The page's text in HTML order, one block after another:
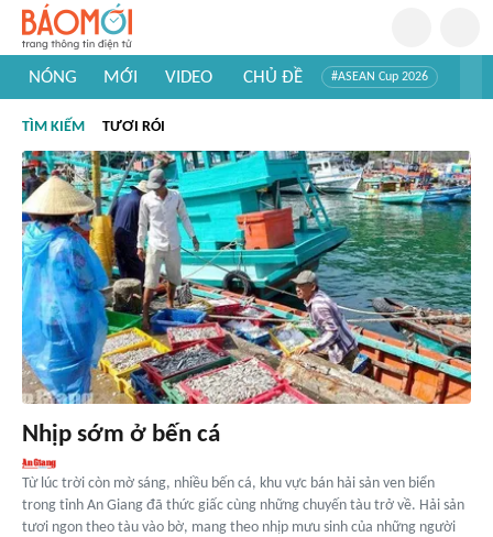
NÓNG MỚI VIDEO CHỦ ĐỀ #ASEAN Cup 2026
#Khám phá thế giới
TÌM KIẾM TƯƠI RÓI
Nhịp sớm ở bến cá
Từ lúc trời còn mờ sáng, nhiều bến cá, khu vực bán hải sản ven biển
trong tỉnh An Giang đã thức giấc cùng những chuyến tàu trở về. Hải sản
tươi ngon theo tàu vào bờ, mang theo nhịp mưu sinh của những người